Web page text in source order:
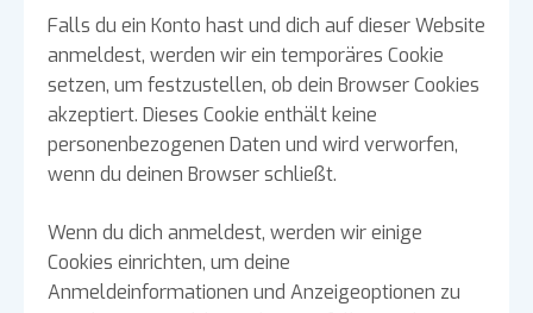
Falls du ein Konto hast und dich auf dieser Website
anmeldest, werden wir ein temporäres Cookie
setzen, um festzustellen, ob dein Browser Cookies
akzeptiert. Dieses Cookie enthält keine
personenbezogenen Daten und wird verworfen,
wenn du deinen Browser schließt.
Wenn du dich anmeldest, werden wir einige
Cookies einrichten, um deine
Anmeldeinformationen und Anzeigeoptionen zu